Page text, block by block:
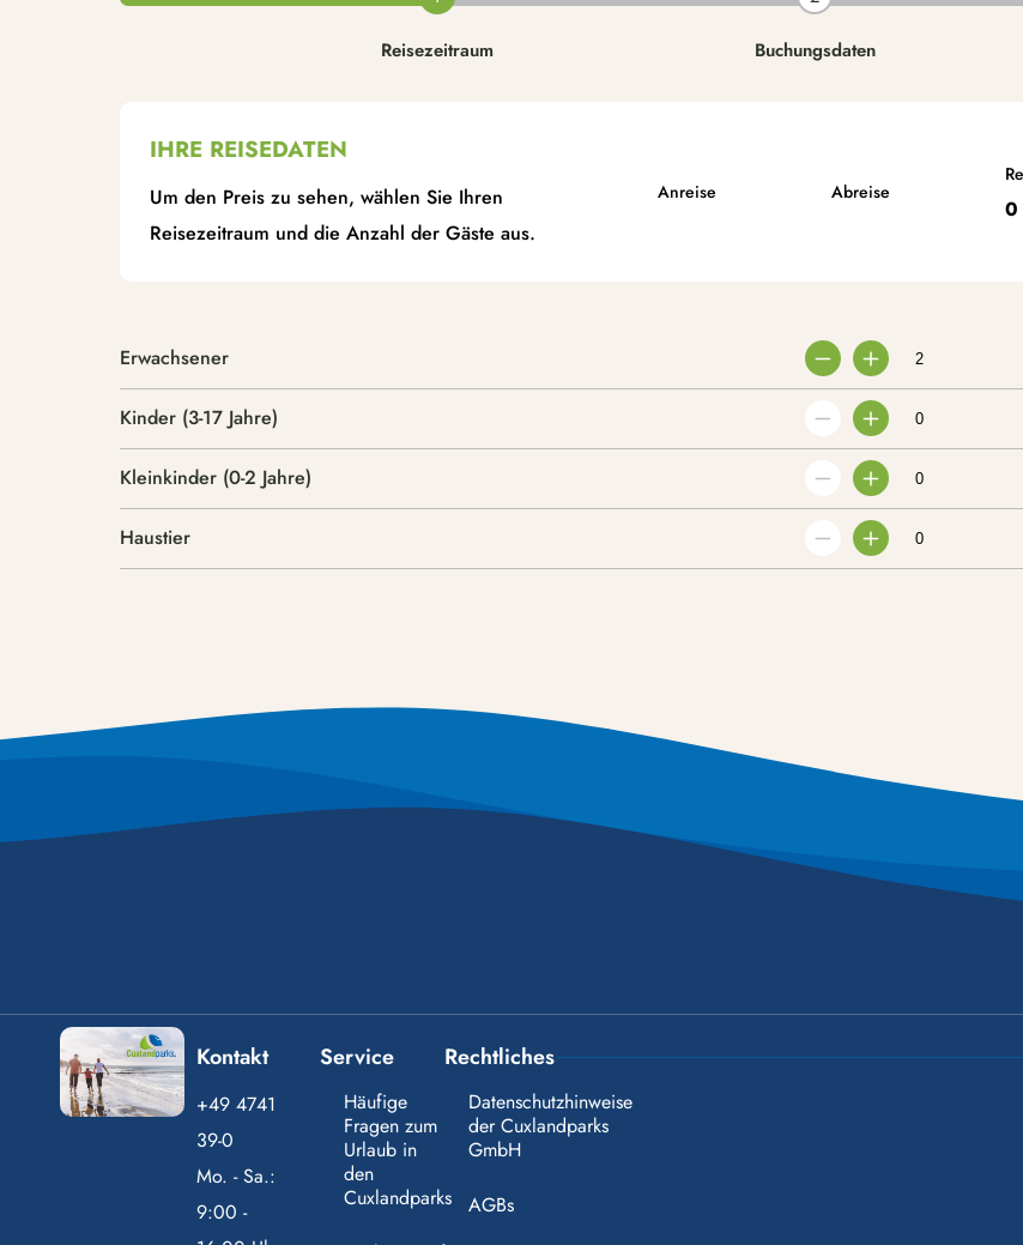
Kontakt
+49 4741
39-0
Mo. - Sa.:
9:00 -
Service
Häufige
Fragen zum
Urlaub in
den
Cuxlandparks
Rechtliches
Datenschutzhinweise
der Cuxlandparks
GmbH
AGBs